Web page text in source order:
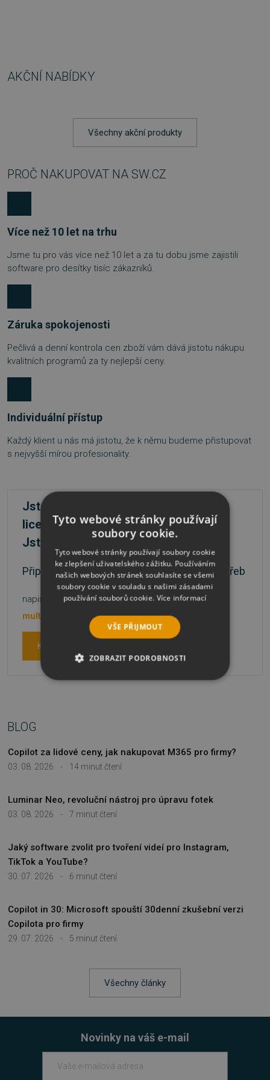
AKČNÍ NABÍDKY
Všechny akční produkty
PROČ NAKUPOVAT NA SW.CZ
Více než 10 let na trhu
Jsme tu pro vás více než 10 let a za tu dobu jsme zajistili
software pro desítky tisíc zákazníků.
Záruka spokojenosti
Pečlivá a denní kontrola cen zboží vám dává jistotu nákupu
kvalitních programů za ty nejlepší ceny.
Individuální přístup
Každý klient u nás má jistotu, že k němu budeme přistupovat
s nejvyšší mírou profesionality.
Jste firma a máte zájem o větší počet
licencí?
Jste škola nebo státní instituce?
Připravíme nabídku přesně podle vašich potřeb
napište na
multilicence@sw.cz
nebo volejte
481 001 003
Kontaktujte nás
BLOG
03. 08. 2026 - 14 minut čtení
Copilot za lidové ceny, jak nakupovat M365 pro firmy?
03. 08. 2026 - 7 minut čtení
Luminar Neo, revoluční nástroj pro úpravu fotek
30. 07. 2026 - 6 minut čtení
Jaký software zvolit pro tvoření videí pro Instagram,
TikTok a YouTube?
29. 07. 2026 - 5 minut čtení
Copilot in 30: Microsoft spouští 30denní zkušební verzi
Copilota pro firmy
Všechny články
Novinky na váš e-mail
Tyto webové stránky používají
soubory cookie.
Tyto webové stránky používají soubory cookie
ke zlepšení uživatelského zážitku. Používáním
našich webových stránek souhlasíte se všemi
soubory cookie v souladu s našimi zásadami
používání souborů cookie. Více informací
VŠE PŘIJMOUT
ZOBRAZIT PODROBNOSTI
NEZBYTNĚ NUTNÉ SOUBORY
FUNKČNÍ SOUBORY
NEZAŘAZENÉ SOUBORY
Nezbytně nutné soubory
Výkonové soubory
Nezbytně nutné soubory cookie umožňují
základní funkce webových stránek, jako je
přihlášení uživatele a správa účtu. Webové
stránky nelze bez nezbytně nutných souborů
Provider
_GRECAPTCHA
Google LLC